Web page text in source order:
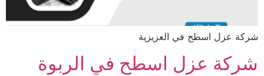
شركة عزل اسطح في العزيزية
شركة عزل اسطح في الربوة